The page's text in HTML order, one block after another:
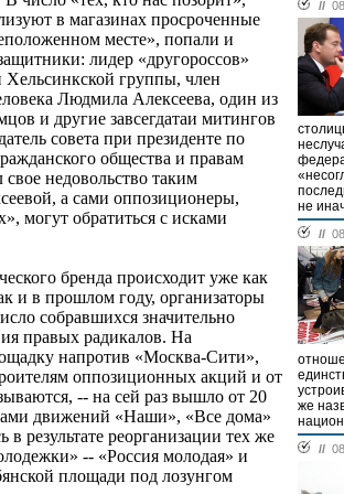
в магазинах просроченные
месте», попали и
лидер «другороссов»
группы, член
Людмила Алексеева, один из
и другие завсегдатаи митингов
совета при президенте по
общества и правам
недовольство таким
а сами оппозиционеры,
могут обратиться с исками
бренда происходит уже как
и в прошлом году, организаторы
собравшихся значительно
правых радикалов. На
напротив «Москва-Сити»,
оппозиционных акций и от
-- на сей раз вышло от 20
движений «Наши», «Все дома»
результате реорганизации тех же
-- «Россия молодая» и
площади под лозунгом
//
не
//
же
//